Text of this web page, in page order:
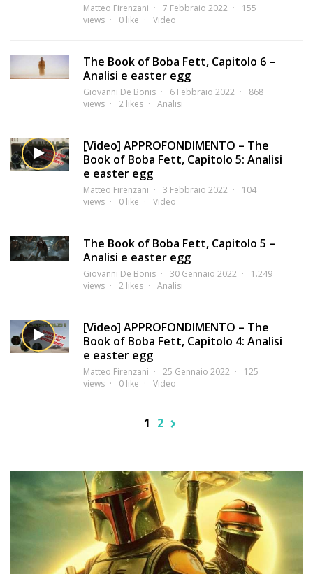
Matteo Firenzani 7 Febbraio 2022
155
views
0 like Video
The Book of Boba Fett, Capitolo 6 –
Analisi e easter egg
Giovanni De Bonis 6 Febbraio 2022
868
views
2 likes Analisi
[Video] APPROFONDIMENTO – The
Book of Boba Fett, Capitolo 5: Analisi
e easter egg
Matteo Firenzani 3 Febbraio 2022
104
views
0 like Video
The Book of Boba Fett, Capitolo 5 –
Analisi e easter egg
Giovanni De Bonis 30 Gennaio 2022
1.249
views
2 likes Analisi
[Video] APPROFONDIMENTO – The
Book of Boba Fett, Capitolo 4: Analisi
e easter egg
Matteo Firenzani 25 Gennaio 2022
125
views
0 like Video
1 2